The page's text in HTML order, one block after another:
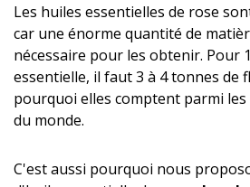
Les huiles essentielles de rose
car une énorme quantité de
nécessaire pour les obtenir. Pour
essentielle, il faut 3 à 4 tonnes de
pourquoi elles comptent parmi les
du monde.
C'est aussi pourquoi nous